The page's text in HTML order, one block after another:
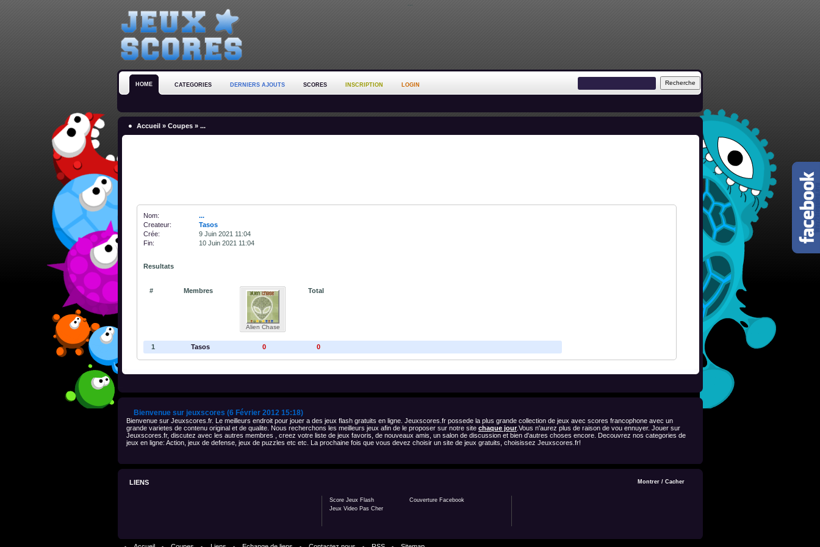
HOME CATEGORIES DERNIERS AJOUTS SCORES INSCRIPTION LOGIN
Accueil » Coupes » ...
Nom:
...
Createur:
Tasos
Crée:
9 Juin 2021 11:04
Fin:
10 Juin 2021 11:04
Resultats
# Membres
Alien Chase
Total
1 Tasos 0 0
Bienvenue sur jeuxscores (6 Février 2012 15:18)
Bienvenue sur Jeuxscores.fr. Le meilleurs endroit pour jouer a des jeux flash gratuits en ligne. Jeuxscores.fr possede la plus grande collection de jeux avec scores francophone avec un
grande varietes de contenu original et de qualite. Nous recherchons les meilleurs jeux afin de le proposer sur notre site chaque jour.Vous n'aurez plus de raison de vou ennuyer. Jouer sur
Jeuxscores.fr, discutez avec les autres membres , creez votre liste de jeux favoris, de nouveaux amis, un salon de discussion et bien d'autres choses encore. Decouvrez nos categories de
jeux en ligne: Action, jeux de defense, jeux de puzzles etc etc. La prochaine fois que vous devez choisir un site de jeux gratuits, choisissez Jeuxscores.fr!
LIENS Montrer / Cacher
Score Jeux Flash
Couverture Facebook
Jeux Video Pas Cher